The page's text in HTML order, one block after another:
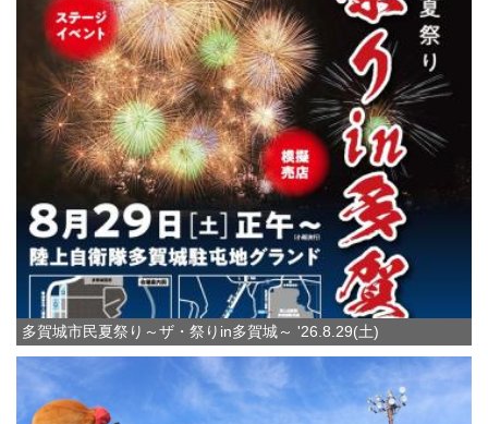
多賀城市民夏祭り～ザ・祭りin多賀城～ '26.8.29(土)